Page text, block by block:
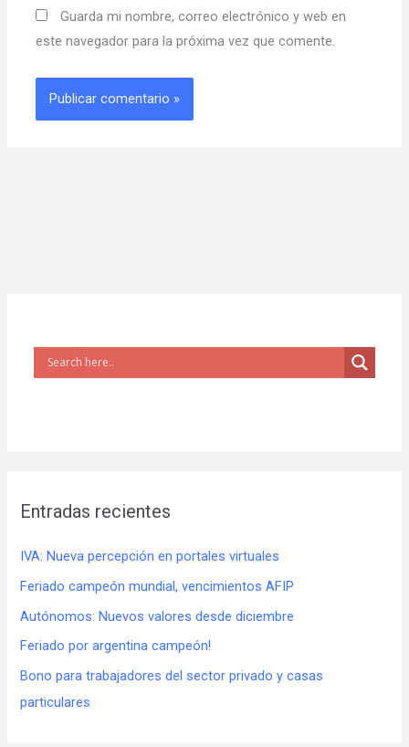
Guarda mi nombre, correo electrónico y web en
este navegador para la próxima vez que comente.
Entradas recientes
IVA: Nueva percepción en portales virtuales
Feriado campeón mundial, vencimientos AFIP
Autónomos: Nuevos valores desde diciembre
Feriado por argentina campeón!
Bono para trabajadores del sector privado y casas
particulares